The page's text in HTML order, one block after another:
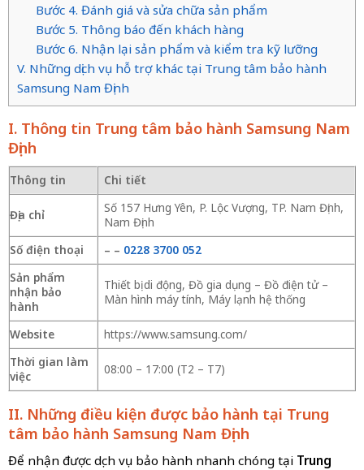
Bước 4. Đánh giá và sửa chữa sản phẩm
Bước 5. Thông báo đến khách hàng
Bước 6. Nhận lại sản phẩm và kiểm tra kỹ lưỡng
V. Những dịch vụ hỗ trợ khác tại Trung tâm bảo hành
Samsung Nam Định
I. Thông tin Trung tâm bảo hành Samsung Nam
Định
Thông tin Chi tiết
Địa chỉ
Số 157 Hưng Yên, P. Lộc Vượng, TP. Nam Định,
Nam Định
Số điện thoại
– – 0228 3700 052
Sản phẩm
nhận bảo
hành
Thiết bị di động, Đồ gia dụng – Đồ điện tử –
Màn hình máy tính, Máy lạnh hệ thống
Website
https://www.samsung.com/
Thời gian làm
việc
08:00 – 17:00 (T2 – T7)
II. Những điều kiện được bảo hành tại Trung
tâm bảo hành Samsung Nam Định
Để nhận được dịch vụ bảo hành nhanh chóng tại Trung